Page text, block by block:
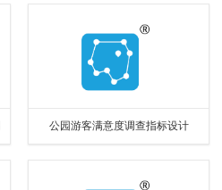
公园游客满意度调查指标设计